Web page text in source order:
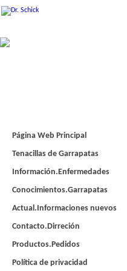
Página Web Principal
Tenacillas de Garrapatas
Información.Enfermedades
Conocimientos.Garrapatas
Actual.Informaciones nuevos
Contacto.Dirreción
Productos.Pedidos
Política de privacidad